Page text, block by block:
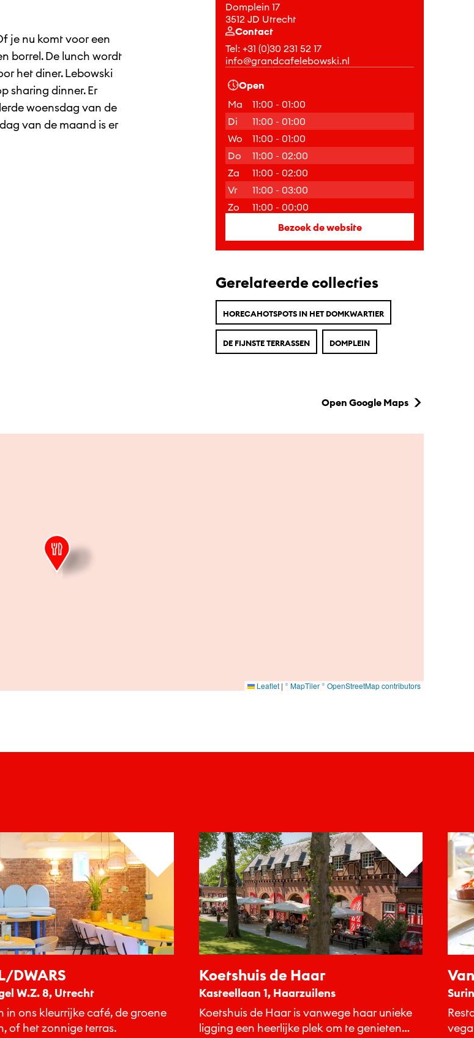
je nu komt voor een
borrel. De lunch wordt
het diner. Lebowski
sharing dinner. Er
woensdag van de
van de maand is er
Domplein 17
3512 JD Utrecht
Contact
Tel: +31 (0)30 231 52 17
info@grandcafelebowski.nl
Open
Ma
11:00 - 01:00
Di
11:00 - 01:00
Wo
11:00 - 01:00
Do
11:00 - 02:00
Za
11:00 - 02:00
Vr
11:00 - 03:00
Zo
11:00 - 00:00
Bezoek de website
Gerelateerde collecties
HORECAHOTSPOTS IN HET DOMKWARTIER
DE FIJNSTE TERRASSEN DOMPLEIN
Open Google Maps
Leaflet | © MapTiler© OpenStreetMap contributors
DWARS
W.Z. 8, Utrecht
in ons kleurrijke café, de groene
of het zonnige terras.
Koetshuis de Haar
Kasteellaan 1, Haarzuilens
Koetshuis de Haar is vanwege haar unieke
ligging een heerlijke plek om te genieten